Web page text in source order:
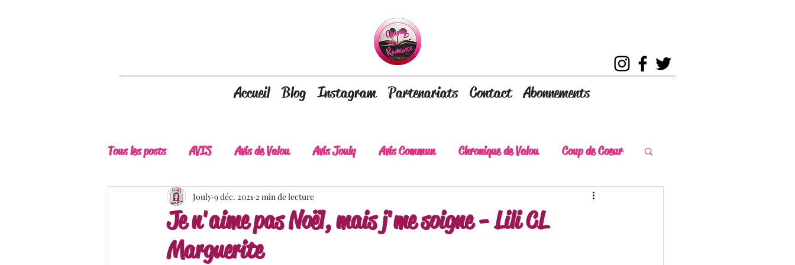
Accueil Blog Instagram Partenariats Contact Abonnements
Tous les posts AVIS Avis de Valou Avis Jouly Avis Commun Chronique de Valou Coup de Coeur
Belle Découverte A lire absolument Coup de Chaud
Douceur livresque New Adult
Je n'aime pas Noël, mais j'me soigne - Lili CL
Marguerite
Jouly 9 déc. 2021 2 min de lecture